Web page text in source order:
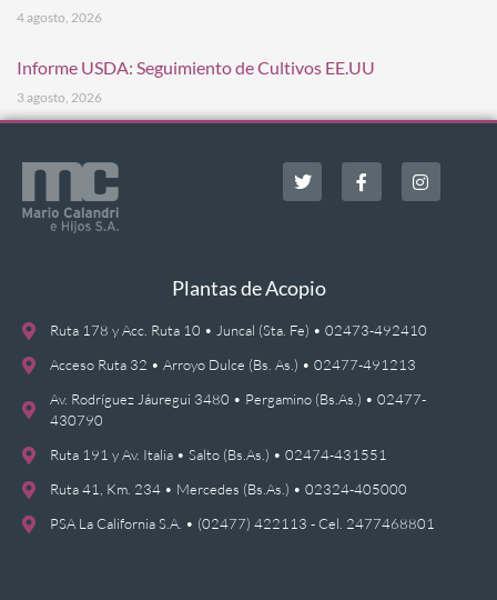
4 agosto, 2026
Informe USDA: Seguimiento de Cultivos EE.UU
3 agosto, 2026
Plantas de Acopio
Ruta 178 y Acc. Ruta 10 • Juncal (Sta. Fe) • 02473-492410
Acceso Ruta 32 • Arroyo Dulce (Bs. As.) • 02477-491213
Av. Rodríguez Jáuregui 3480 • Pergamino (Bs.As.) • 02477-
430790
Ruta 191 y Av. Italia • Salto (Bs.As.) • 02474-431551
Ruta 41, Km. 234 • Mercedes (Bs.As.) • 02324-405000
PSA La California S.A. • (02477) 422113 - Cel. 2477468801